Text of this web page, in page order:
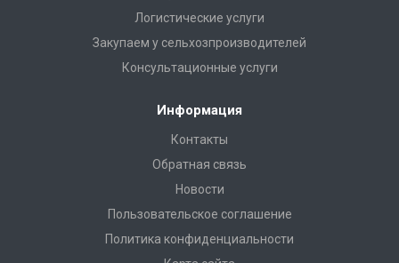
Логистические услуги
Закупаем у сельхозпроизводителей
Консультационные услуги
Информация
Контакты
Обратная связь
Новости
Пользовательское соглашение
Политика конфиденциальности